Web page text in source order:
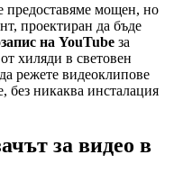
предоставяме мощен, но
проектиран да бъде
на YouTube за
хиляди в световен
режете видеоклипове
без никаква инсталация
за видео в